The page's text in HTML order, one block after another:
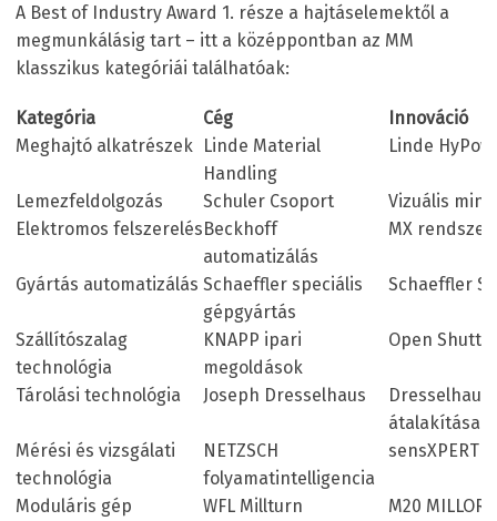
A Best of Industry Award 1. része a hajtáselemektől a
megmunkálásig tart – itt a középpontban az MM
klasszikus kategóriái találhatóak:
Kategória Cég
Innováció
Meghajtó alkatrészek
Linde Material
Handling
Linde
Lemezfeldolgozás Schuler Csoport
Vizuális
Elektromos felszerelésBeckhoff
automatizálás
MX rendszer
Gyártás automatizálás Schaeffler speciális
gépgyártás
Schaeffler
Szállítószalag
technológia
KNAPP ipari
megoldások
Open
Tárolási technológia Joseph Dresselhaus
átalakítása
Mérési és vizsgálati
technológia
NETZSCH
folyamatintelligencia
sensXPERT
Moduláris gép
WFL Millturn
M20 MILLORD